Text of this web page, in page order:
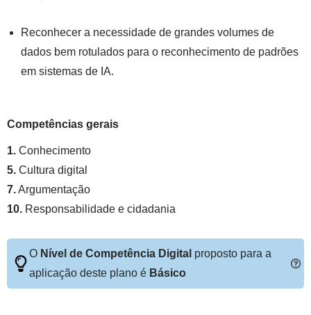
Reconhecer a necessidade de grandes volumes de
dados bem rotulados para o reconhecimento de padrões
em sistemas de IA.
Competências gerais
1. Conhecimento
5. Cultura digital
7.Argumentação
10. Responsabilidade e cidadania
O Nível de Competência Digital proposto para a
aplicação deste plano é Básico